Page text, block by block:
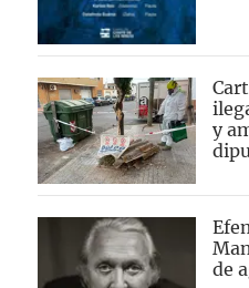
y
de